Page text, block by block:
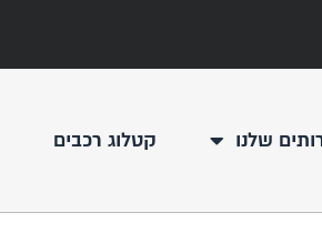
שלנו קטלוג רכבים